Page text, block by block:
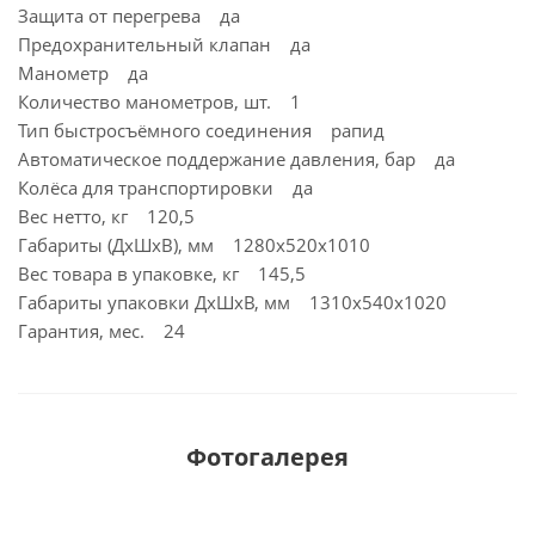
Защита от перегрева да
Предохранительный клапан да
Манометр да
Количество манометров, шт. 1
Тип быстросъёмного соединения рапид
Автоматическое поддержание давления, бар да
Колёса для транспортировки да
Вес нетто, кг 120,5
Габариты (ДхШхВ), мм 1280х520х1010
Вес товара в упаковке, кг 145,5
Габариты упаковки ДхШхВ, мм 1310x540x1020
Гарантия, мес. 24
Фотогалерея